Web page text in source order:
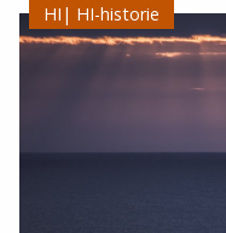
HI-historie